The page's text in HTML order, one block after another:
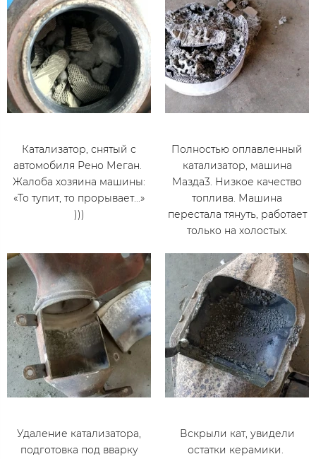
Катализатор, снятый с
автомобиля Рено Меган.
Жалоба хозяина машины:
«То тупит, то прорывает...»
)))
Полностью оплавленный
катализатор, машина
Мазда3. Низкое качество
топлива. Машина
перестала тянуть, работает
только на холостых.
Удаление катализатора,
подготовка под вварку
Вскрыли кат, увидели
остатки керамики.